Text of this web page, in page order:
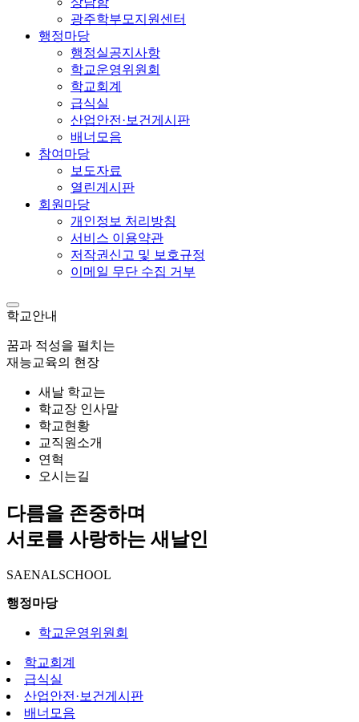
광주학부모지원센터
행정마당
행정실공지사항
학교운영위원회
학교회계
급식실
산업안전·보건게시판
배너모음
참여마당
보도자료
열린게시판
회원마당
개인정보 처리방침
서비스 이용약관
저작권신고 및 보호규정
이메일 무단 수집 거부
학교안내
꿈과 적성을 펼치는
재능교육의 현장
새날 학교는
학교장 인사말
학교현황
교직원소개
연혁
오시는길
다름을 존중하며
서로를 사랑하는 새날인
SAENALSCHOOL
행정마당
학교운영위원회
학교회계
급식실
산업안전·보건게시판
배너모음